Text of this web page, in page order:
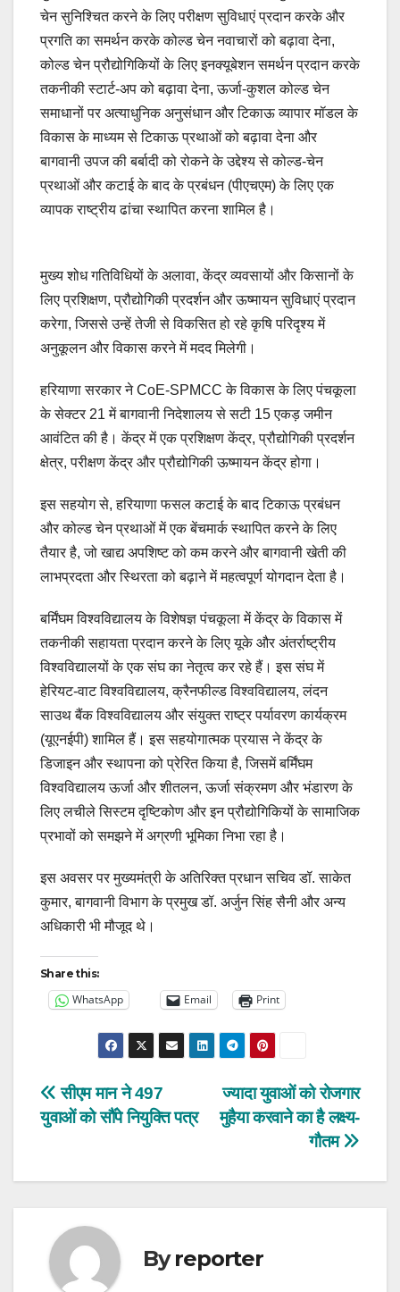
चेन सुनिश्चित करने के लिए परीक्षण सुविधाएं प्रदान करके और
प्रगति का समर्थन करके कोल्ड चेन नवाचारों को बढ़ावा देना,
कोल्ड चेन प्रौद्योगिकियों के लिए इनक्यूबेशन समर्थन प्रदान करके
तकनीकी स्टार्ट-अप को बढ़ावा देना, ऊर्जा-कुशल कोल्ड चेन
समाधानों पर अत्याधुनिक अनुसंधान और टिकाऊ व्यापार मॉडल के
विकास के माध्यम से टिकाऊ प्रथाओं को बढ़ावा देना और
बागवानी उपज की बर्बादी को रोकने के उद्देश्य से कोल्ड-चेन
प्रथाओं और कटाई के बाद के प्रबंधन (पीएचएम) के लिए एक
व्यापक राष्ट्रीय ढांचा स्थापित करना शामिल है।
मुख्य शोध गतिविधियों के अलावा, केंद्र व्यवसायों और किसानों के
लिए प्रशिक्षण, प्रौद्योगिकी प्रदर्शन और ऊष्मायन सुविधाएं प्रदान
करेगा, जिससे उन्हें तेजी से विकसित हो रहे कृषि परिदृश्य में
अनुकूलन और विकास करने में मदद मिलेगी।
हरियाणा सरकार ने CoE-SPMCC के विकास के लिए पंचकूला
के सेक्टर 21 में बागवानी निदेशालय से सटी 15 एकड़ जमीन
आवंटित की है। केंद्र में एक प्रशिक्षण केंद्र, प्रौद्योगिकी प्रदर्शन
क्षेत्र, परीक्षण केंद्र और प्रौद्योगिकी ऊष्मायन केंद्र होगा।
इस सहयोग से, हरियाणा फसल कटाई के बाद टिकाऊ प्रबंधन
और कोल्ड चेन प्रथाओं में एक बेंचमार्क स्थापित करने के लिए
तैयार है, जो खाद्य अपशिष्ट को कम करने और बागवानी खेती की
लाभप्रदता और स्थिरता को बढ़ाने में महत्वपूर्ण योगदान देता है।
बर्मिंघम विश्वविद्यालय के विशेषज्ञ पंचकूला में केंद्र के विकास में
तकनीकी सहायता प्रदान करने के लिए यूके और अंतर्राष्ट्रीय
विश्वविद्यालयों के एक संघ का नेतृत्व कर रहे हैं। इस संघ में
हेरियट-वाट विश्वविद्यालय, क्रैनफील्ड विश्वविद्यालय, लंदन
साउथ बैंक विश्वविद्यालय और संयुक्त राष्ट्र पर्यावरण कार्यक्रम
(यूएनईपी) शामिल हैं। इस सहयोगात्मक प्रयास ने केंद्र के
डिजाइन और स्थापना को प्रेरित किया है, जिसमें बर्मिंघम
विश्वविद्यालय ऊर्जा और शीतलन, ऊर्जा संक्रमण और भंडारण के
लिए लचीले सिस्टम दृष्टिकोण और इन प्रौद्योगिकियों के सामाजिक
प्रभावों को समझने में अग्रणी भूमिका निभा रहा है।
इस अवसर पर मुख्यमंत्री के अतिरिक्त प्रधान सचिव डॉ. साकेत
कुमार, बागवानी विभाग के प्रमुख डॉ. अर्जुन सिंह सैनी और अन्य
अधिकारी भी मौजूद थे।
Share this:
WhatsApp Email Print
Post
navigation
ज्यादा युवाओं को रोजगार
मुहैया करवाने का है लक्ष्य-
गौतम
सीएम मान ने 497
युवाओं को सौंपे नियुक्ति पत्र
Byreporter